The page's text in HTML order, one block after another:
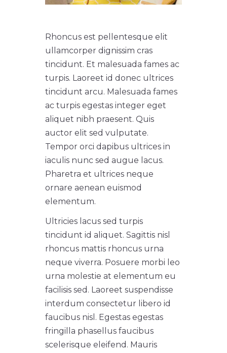
Rhoncus est pellentesque elit
ullamcorper dignissim cras
tincidunt. Et malesuada fames ac
turpis. Laoreet id donec ultrices
tincidunt arcu. Malesuada fames
ac turpis egestas integer eget
aliquet nibh praesent. Quis
auctor elit sed vulputate.
Tempor orci dapibus ultrices in
iaculis nunc sed augue lacus.
Pharetra et ultrices neque
ornare aenean euismod
elementum.
Ultricies lacus sed turpis
tincidunt id aliquet. Sagittis nisl
rhoncus mattis rhoncus urna
neque viverra. Posuere morbi leo
urna molestie at elementum eu
facilisis sed. Laoreet suspendisse
interdum consectetur libero id
faucibus nisl. Egestas egestas
fringilla phasellus faucibus
scelerisque eleifend. Mauris